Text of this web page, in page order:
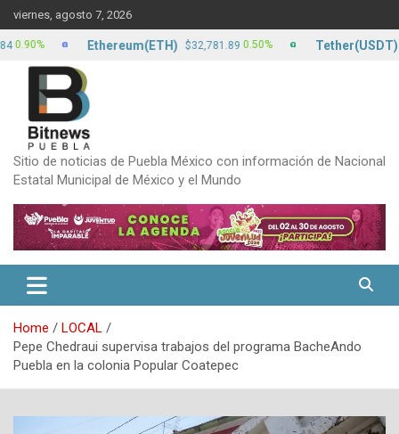
Skip
to
content
viernes, agosto 7, 2026
Sitio de noticias de Puebla México con información de Nacional
Estatal Municipal de México y el Mundo
Home
LOCAL
Pepe Chedraui supervisa trabajos del programa BacheAndo
Puebla en la colonia Popular Coatepec
Ethereum(ETH) $32,781.89 0.50% Tether(USDT)